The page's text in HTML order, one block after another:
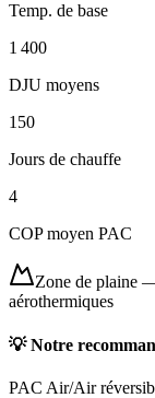
Temp. de base
1 400
DJU moyens
150
Jours de chauffe
4
COP moyen PAC
Zone de plaine
aérothermiques
💡 Notre
PAC Air/Air